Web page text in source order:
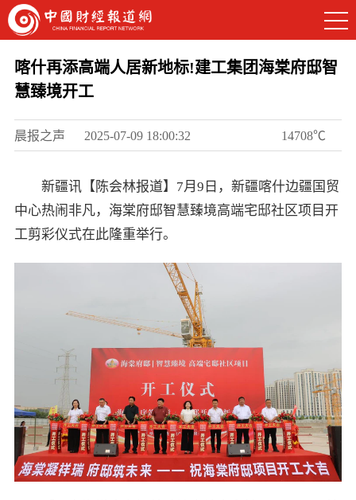
喀什再添高端人居新地标!建工集团海棠府邸智
慧臻境开工
晨报之声 2025-07-09 18:00:32 14708℃
新疆讯【陈会林报道】7月9日，新疆喀什边疆国贸
中心热闹非凡，海棠府邸智慧臻境高端宅邸社区项目开
工剪彩仪式在此隆重举行。